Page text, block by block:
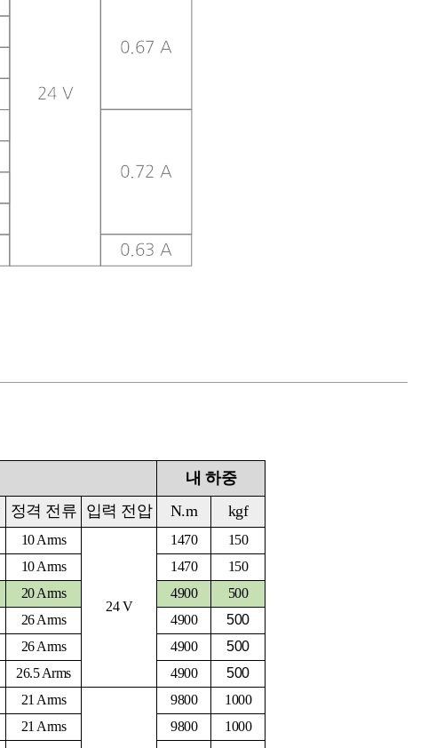
내 하중
정격 전류 입력 전압 N.m kgf
10 Arms
24 V
1470
150
10 Arms 1470
150
20 Arms 4900
500
26 Arms 4900
500
26 Arms 4900
500
26.5 Arms 4900
500
21 Arms 9800
1000
21 Arms 9800
1000